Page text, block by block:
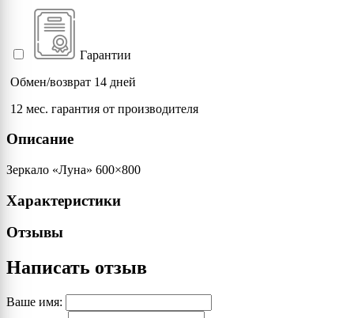
Гарантии
Обмен/возврат 14 дней
12 мес. гарантия от производителя
Описание
Зеркало «Луна» 600×800
Характеристики
Отзывы
Написать отзыв
Ваше имя: